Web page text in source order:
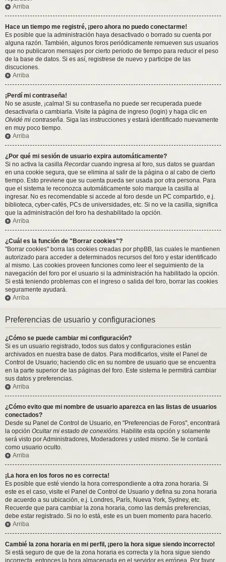
Arriba
Hace un tiempo me registré, ¡pero ahora no puedo conectarme!
Es posible que la administración haya desactivado o borrado su cuenta por
alguna razón. También, algunos foros periódicamente remueven sus usuarios
que no publicaron mensajes por cierto periodo de tiempo para reducir el peso
de la base de datos. Si es así, registrese de nuevo y participe de las
discuciones.
Arriba
¡Perdí mi contraseña!
No se asuste, ¡calma! Si su contraseña no puede ser recuperada puede
desactivarla o cambiarla. Visite la página de ingreso (login) y haga clic en
Olvidé mi contraseña. Siga las instrucciones y estará identificado nuevamente
en muy poco tiempo.
Arriba
¿Por qué mi sesión de usuario expira automáticamente?
Si no activa la casilla Recordarcuando ingresa al foro, sus datos se guardan
en una cookie segura, que se elimina al salir de la página o al cabo de cierto
tiempo. Esto previene que su cuenta pueda ser usada por otra persona. Para
que el sistema le reconozca automáticamente solo marque la casilla al
ingresar. No es recomendable si accede al foro desde un PC compartido, e.j.
biblioteca, cyber-cafés, PCs de universidades, etc. Si no ve la casilla, significa
que la administración del foro ha deshabilitado la opción.
Arriba
¿Cuál es la función de "Borrar cookies"?
"Borrar cookies" borra las cookies creadas por phpBB, las cuales le mantienen
autorizado para acceder a determinados recursos del foro y estar identificado
al mismo. Las cookies proveen funciones como leer el seguimiento de la
navegación del foro por el usuario si la administración ha habilitado la opción.
Si está teniendo problemas con el ingreso o salida del foro, borrar las cookies
seguramente ayudará.
Arriba
Preferencias de usuario y configuraciones
¿Cómo se puede cambiar mi configuración?
Si es un usuario registrado, todos sus datos y configuraciones están
archivados en nuestra base de datos. Para modificarlos, visite el Panel de
Control de Usuario; haciendo clic en su nombre de usuario que se encuentra
en la parte superior de las páginas del foro. Este sistema le permitirá cambiar
sus datos y preferencias.
Arriba
¿Cómo evito que mi nombre de usuario aparezca en las listas de usuarios
conectados?
Desde su Panel de Control de Usuario, en "Preferencias de Foros", encontrará
la opción Ocultar mi estado de conexións. Habilite esta opción y solamente
será visto por Administradores, Moderadores y usted mismo. Se le contará
como usuario oculto.
Arriba
¡La hora en los foros no es correcta!
Es posible que esté viendo la hora correspondiente a otra zona horaria. Si
este es el caso, visite el Panel de Control de Usuario y defina su zona horaria
de acuerdo a su ubicación, e.j. Londres, París, Nueva York, Sydney, etc.
Recuerde que para cambiar la zona horaria, como las demás preferencias,
debe estar registrado. Si no lo está, este es un buen momento para hacerlo.
Arriba
Cambié la zona horaria en mi perfil, ¡pero la hora sigue siendo incorrecto!
Si está seguro de que de la zona horaria es correcta y la hora sigue siendo
incorrecta, entonces la hora almacenada en el servidor es errónea. Por favor